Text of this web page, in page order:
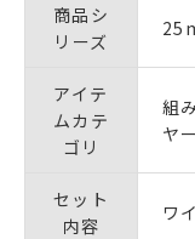
商品シ
リーズ
アイテ
ムカテ
ゴリ
組
ヤ
セット
内容
ワ